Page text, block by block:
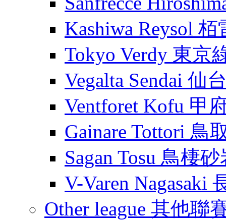
Kashiwa Reysol
Tokyo Verdy 東京
Vegalta Sendai 仙
Ventforet Kofu 甲
Gainare Tottori 鳥
Sagan Tosu 鳥棲砂
V-Varen Nagasaki
Other league 其他聯